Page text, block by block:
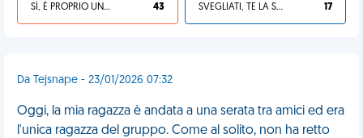
SÌ, È PROPRIO UNA VDM! 43 SVEGLIATI, TE LA SEI CERCATA! 17
Da Tejsnape - 23/01/2026 07:32
Oggi, la mia ragazza è andata a una serata tra amici ed era
l'unica ragazza del gruppo. Come al solito, non ha retto